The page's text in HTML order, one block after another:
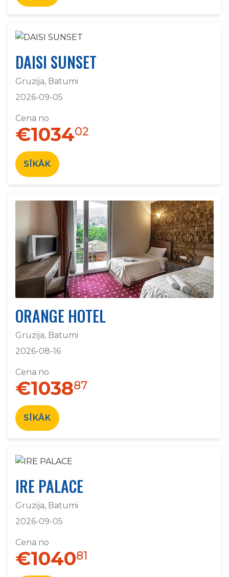
DAISI SUNSET
Gruzija, Batumi
2026-09-05
Cena no
€103402
SĪKĀK
ORANGE HOTEL
Gruzija, Batumi
2026-08-16
Cena no
€103887
SĪKĀK
IRE PALACE
Gruzija, Batumi
2026-09-05
Cena no
€104081